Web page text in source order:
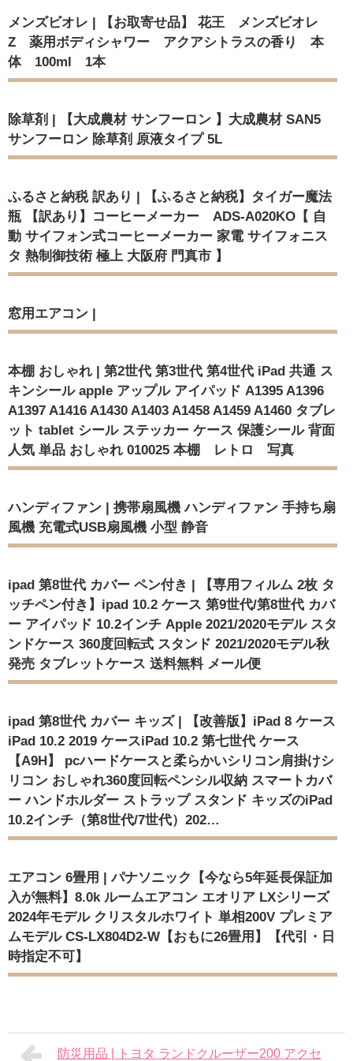
メンズビオレ | 【お取寄せ品】 花王 メンズビオレ
Z 薬用ボディシャワー アクアシトラスの香り 本
体 100ml 1本
除草剤 | 【大成農材 サンフーロン 】大成農材 SAN5
サンフーロン 除草剤 原液タイプ 5L
ふるさと納税 訳あり | 【ふるさと納税】タイガー魔法
瓶 【訳あり】コーヒーメーカー ADS-A020KO【 自
動 サイフォン式コーヒーメーカー 家電 サイフォニス
タ 熱制御技術 極上 大阪府 門真市 】
窓用エアコン |
本棚 おしゃれ | 第2世代 第3世代 第4世代 iPad 共通 ス
キンシール apple アップル アイパッド A1395 A1396
A1397 A1416 A1430 A1403 A1458 A1459 A1460 タブレ
ット tablet シール ステッカー ケース 保護シール 背面
人気 単品 おしゃれ 010025 本棚 レトロ 写真
ハンディファン | 携帯扇風機 ハンディファン 手持ち扇
風機 充電式USB扇風機 小型 静音
ipad 第8世代 カバー ペン付き | 【専用フィルム 2枚 タ
ッチペン付き】ipad 10.2 ケース 第9世代/第8世代 カバ
ー アイパッド 10.2インチ Apple 2021/2020モデル スタ
ンドケース 360度回転式 スタンド 2021/2020モデル秋
発売 タブレットケース 送料無料 メール便
ipad 第8世代 カバー キッズ | 【改善版】iPad 8 ケース
iPad 10.2 2019 ケースiPad 10.2 第七世代 ケース
【A9H】 pcハードケースと柔らかいシリコン肩掛けシ
リコン おしゃれ360度回転ペンシル収納 スマートカバ
ー ハンドホルダー ストラップ スタンド キッズのiPad
10.2インチ（第8世代/7世代）202…
エアコン 6畳用 | パナソニック【今なら5年延長保証加
入が無料】8.0k ルームエアコン エオリア LXシリーズ
2024年モデル クリスタルホワイト 単相200V プレミア
ムモデル CS-LX804D2-W【おもに26畳用】【代引・日
時指定不可】
防災用品 | トヨタ ランドクルーザー200 アクセ